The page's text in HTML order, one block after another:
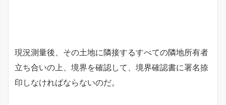
現況測量後、その土地に隣接するすべての隣地所有者
立ち合いの上、境界を確認して、境界確認書に署名捺
印しなければならないのだ。